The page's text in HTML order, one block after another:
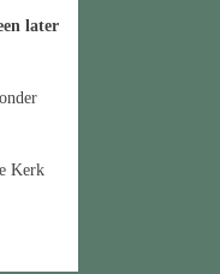
later
Kerk